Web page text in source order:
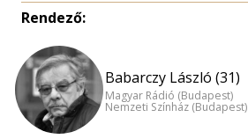
Rendező:
Babarczy László (31)
Magyar Rádió (Budapest)
Nemzeti Színház (Budapest)